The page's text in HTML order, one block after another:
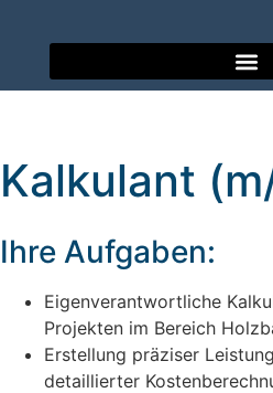
Kalkulant
Ihre Aufgaben:
Eigenverantwortliche
Projekten im Bereich
Erstellung präziser
detaillierter